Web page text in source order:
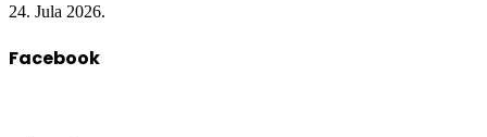
24. Jula 2026.
Facebook